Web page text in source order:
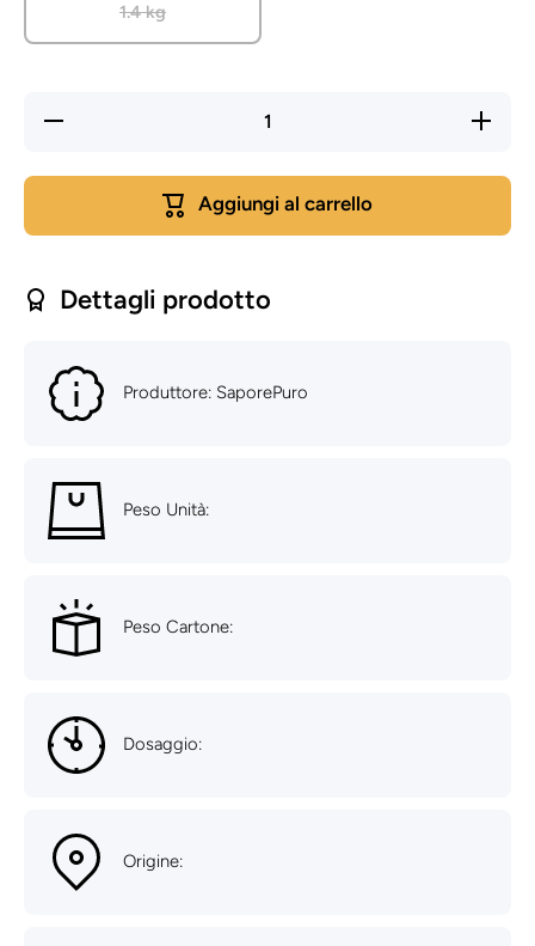
1.4 kg
Diminuisci
quantità
per
Aggiungi al carrello
Dettagli prodotto
Produttore: SaporePuro
Peso Unità:
Peso Cartone:
Dosaggio:
Origine: